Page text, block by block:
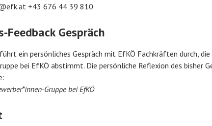
+43 676 44 39 810
Feedback Gespräch
ein persönliches Gespräch mit EfKÖ Fachkräften durch,
bei EfKÖ abstimmt. Die persönliche Reflexion des bisher
Gruppe bei EfKÖ